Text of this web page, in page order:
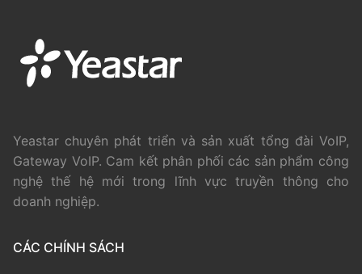
Yeastar chuyên phát triển và sản xuất tổng đài VoIP,
Gateway VoIP. Cam kết phân phối các sản phẩm công
nghệ thế hệ mới trong lĩnh vực truyền thông cho
doanh nghiệp.
CÁC CHÍNH SÁCH